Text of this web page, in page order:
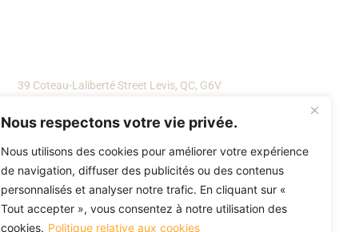
Nous respectons votre vie privée.
Nous utilisons des cookies pour améliorer votre expérience
de navigation, diffuser des publicités ou des contenus
personnalisés et analyser notre trafic. En cliquant sur «
Tout accepter », vous consentez à notre utilisation des
cookies. Politique relative aux cookies
39 Coteau-Laliberté Street Levis, QC, G6V